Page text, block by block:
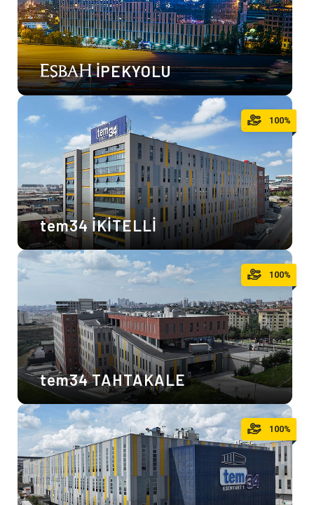
İPEKYOLU
tem34 İKİTELLİ
100%
tem34 TAHTAKALE
100%
100%